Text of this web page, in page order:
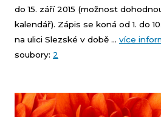
do 15. září 2015 (možnost
kalendář). Zápis se koná od 1. do
na ulici Slezské v době ... více
soubory: 2